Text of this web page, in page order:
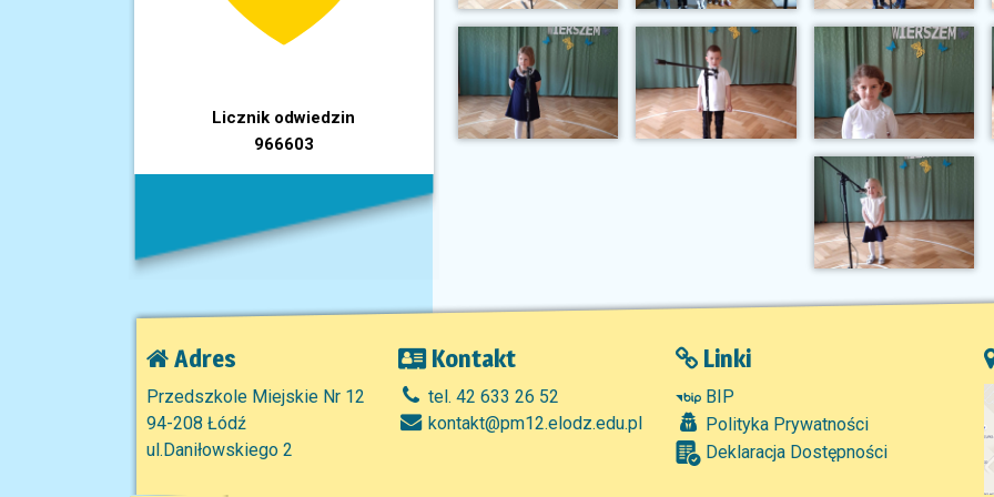
Licznik odwiedzin
966603
Adres
Przedszkole Miejskie Nr 12
94-208 Łódź
ul.Daniłowskiego 2
Kontakt
tel. 42 633 26 52
kontakt@pm12.elodz.edu.pl
Linki
BIP
Polityka Prywatności
Deklaracja Dostępności